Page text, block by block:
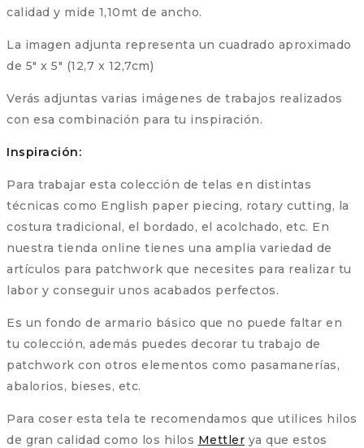
calidad y mide 1,10mt de ancho.
La imagen adjunta representa un cuadrado aproximado
de 5″ x 5″ (12,7 x 12,7cm)
Verás adjuntas varias imágenes de trabajos realizados
con esa combinación para tu inspiración.
Inspiración:
Para trabajar esta colección de telas en distintas
técnicas como English paper piecing, rotary cutting, la
costura tradicional, el bordado, el acolchado, etc. En
nuestra tienda online tienes una amplia variedad de
artículos para patchwork que necesites para realizar tu
labor y conseguir unos acabados perfectos.
Es un fondo de armario básico que no puede faltar en
tu colección, además puedes decorar tu trabajo de
patchwork con otros elementos como pasamanerías,
abalorios, bieses, etc.
Para coser esta tela te recomendamos que utilices hilos
de gran calidad como los hilos Mettler ya que estos